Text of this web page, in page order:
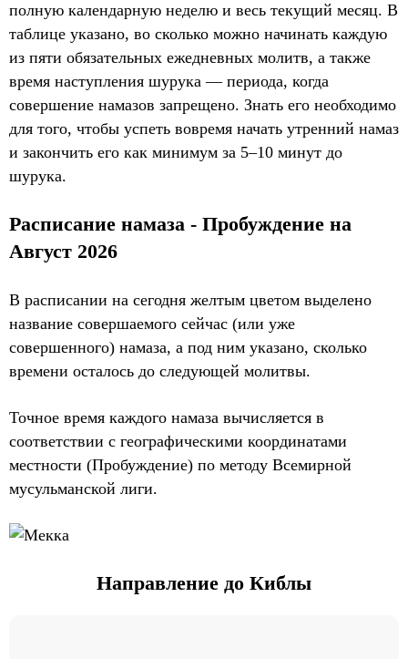
полную календарную неделю и весь текущий месяц. В
таблице указано, во сколько можно начинать каждую
из пяти обязательных ежедневных молитв, а также
время наступления шурука — периода, когда
совершение намазов запрещено. Знать его необходимо
для того, чтобы успеть вовремя начать утренний намаз
и закончить его как минимум за 5–10 минут до
шурука.
Расписание намаза - Пробуждение на
Август 2026
В расписании на сегодня желтым цветом выделено
название совершаемого сейчас (или уже
совершенного) намаза, а под ним указано, сколько
времени осталось до следующей молитвы.
Точное время каждого намаза вычисляется в
соответствии с географическими координатами
местности (Пробуждение) по методу Всемирной
мусульманской лиги.
Направление до Киблы